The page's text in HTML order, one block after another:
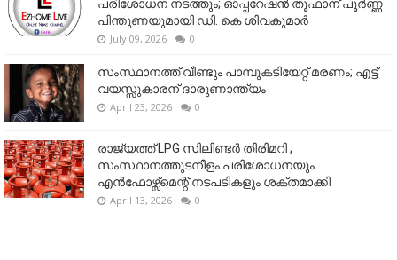
പരിശോധന നടത്തും; ഓപ്പറേഷൻ തൂഫാന് പൂർണ്ണ
പിന്തുണയുമായി ഡി. കെ ശിവകുമാർ
July 09, 2026 0
സംസ്ഥാനത്ത് വീണ്ടും പാമ്പുകടിയേറ്റ് മരണം; എട്ട്
വയസ്സുകാരന് ദാരുണാന്ത്യം
April 23, 2026 0
രാജ്യത്ത് LPG സിലിണ്ടർ തിരിമറി ;
സംസ്ഥാനത്തുടനീളം പരിശോധനയും
എൻഫോഴ്സ്മെന്റ് നടപടികളും ശക്തമാക്കി
April 13, 2026 0